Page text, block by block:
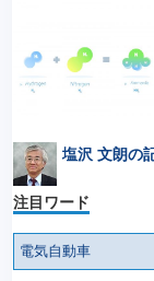
塩沢 文朗の
注目ワード
電気自動車